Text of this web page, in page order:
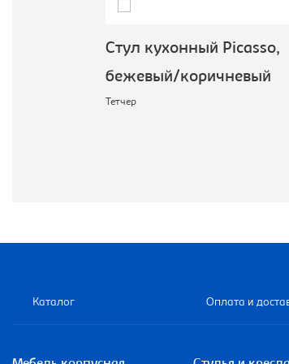
Стул кухонный Picasso,
бежевый/коричневый
Тетчер
Каталог Оплата и